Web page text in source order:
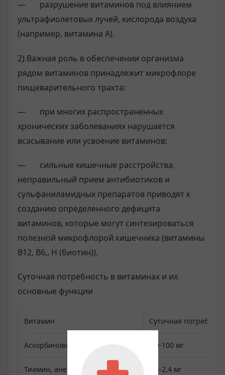
— разрушение витаминов под влиянием
ультрафиолетовых лучей, кислорода воздуха
(например, витамина А).
2) Важная роль в обеспечении организма
рядом витаминов принадлежит микрофлоре
пищеварительного тракта:
— при многих распространенных
хронических заболеваниях нарушается
всасывание или усвоение витаминов;
— сильные кишечные расстройства,
неправильный прием антибиотиков и
сульфаниламидных препаратов приводят к
созданию определенного дефицита
витаминов, которые могут синтезироваться
полезной микрофлорой кишечника (витамины
В12, В6,, Н (биотин)).
Суточная потребность в витаминах и их
основные функции
Витамин Суточная
Аскорбиновая кислота (С) 50-100 мг
Тиамин, аневрин (В1) 1,4-2,4 мг